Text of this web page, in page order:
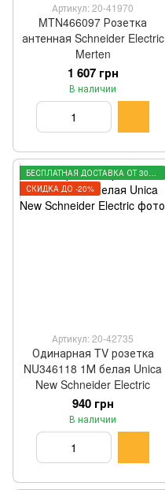
Артикул: 20-41970
MTN466097 Розетка
антенная Schneider Electric
Merten
1 607 грн
В наличии
БЕСПЛАТНАЯ ДОСТАВКА ОТ 3000 ГРН
СКИДКА ДО -20%
Артикул: 20-42735
Одинарная TV розетка
NU346118 1М белая Unica
New Schneider Electric
940 грн
В наличии